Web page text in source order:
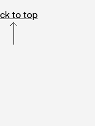
to top